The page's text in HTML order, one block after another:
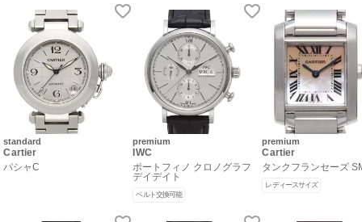
standard
Cartier
パシャC
premium
IWC
ポートフィノ クロノグラフ
デイデイト
ベルト交換可能
premium
Cartier
タンクフランセーズ
レディースサイズ